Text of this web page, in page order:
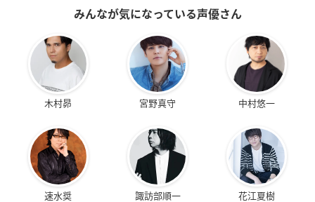
みんなが気になっている声優さん
木村昴 宮野真守 中村悠一
速水奨 諏訪部順一 花江夏樹